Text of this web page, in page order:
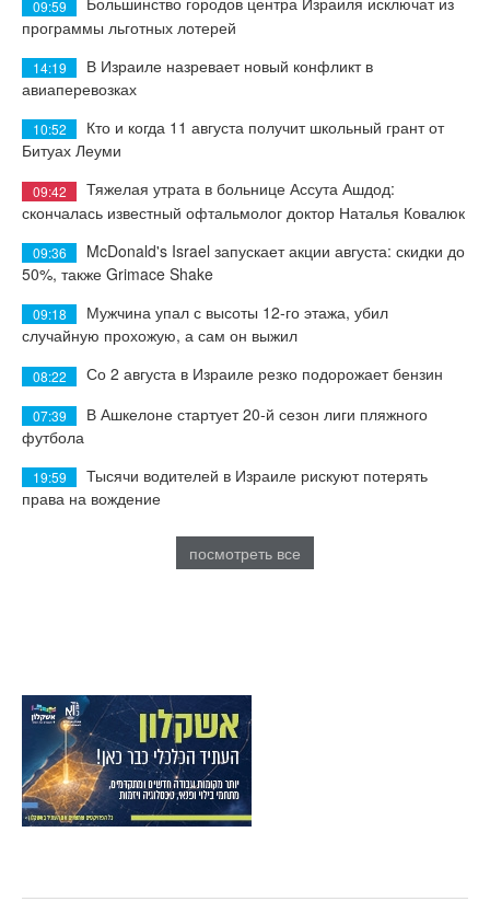
09:59
программы льготных лотерей
14:19
В Израиле назревает новый конфликт в
авиаперевозках
10:52
Кто и когда 11 августа получит школьный грант от
Битуах Леуми
09:42
Тяжелая утрата в больнице Ассута Ашдод:
скончалась известный офтальмолог доктор Наталья Ковалюк
09:36
McDonald's Israel запускает акции августа: скидки до
50%, также Grimace Shake
09:18
Мужчина упал с высоты 12-го этажа, убил
случайную прохожую, а сам он выжил
08:22 Со 2 августа в Израиле резко подорожает бензин
07:39
В Ашкелоне стартует 20-й сезон лиги пляжного
футбола
19:59
Тысячи водителей в Израиле рискуют потерять
права на вождение
посмотреть все